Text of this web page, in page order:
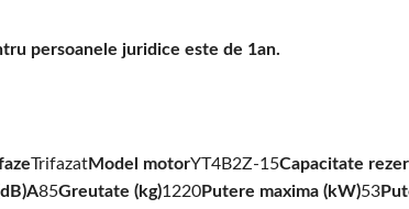
persoanele juridice este de 1an.
TrifazatModel motorYT4B2Z-15Capacitate
85Greutate (kg)1220Putere maxima (kW)53